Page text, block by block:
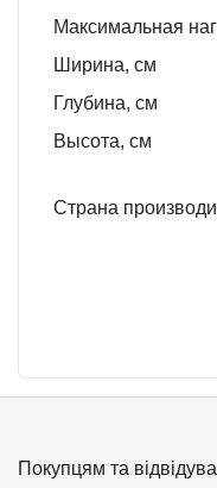
Максимальная
Ширина, см
Глубина, см
Высота, см
Страна
Покупцям та